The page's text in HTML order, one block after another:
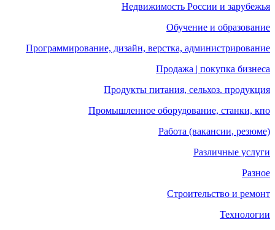
Недвижимость России и зарубежья
Обучение и образование
Программирование, дизайн, верстка, администрирование
Продажа | покупка бизнеса
Продукты питания, сельхоз. продукция
Промышленное оборудование, станки, кпо
Работа (вакансии, резюме)
Различные услуги
Разное
Строительство и ремонт
Технологии